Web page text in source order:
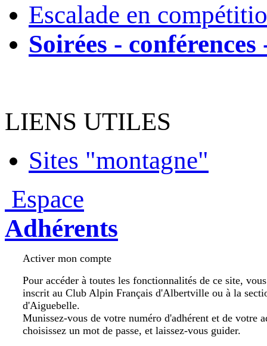
Escalade en
Soirées - conférences
LIENS UTILES
Sites "montagne"
Espace
Adhérents
Activer mon compte
Pour accéder à toutes les fonctionnalités de ce site,
inscrit au Club Alpin Français d'Albertville ou à la
d'Aiguebelle.
Munissez-vous de votre numéro d'adhérent et de votre
choisissez un mot de passe, et laissez-vous guider.